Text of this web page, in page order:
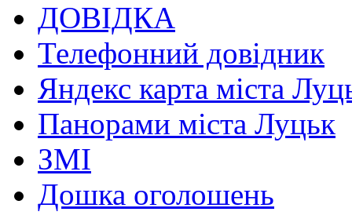
ДОВІДКА
Телефонний довідник
Яндекс карта міста
Панорами міста Луцьк
ЗМІ
Дошка оголошень